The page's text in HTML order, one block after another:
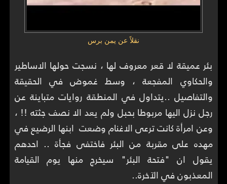
نقلاً عن يمن برس
بئر عميقة لا قعر معروف لها ، نسجت حولها الاساطير
والحكاوي المفجعة ، وسط غموض في الحقيقة
والتفاصيل ..يتداول في المنطقة روايات متباينة عن
رجل نزل اليها مربوطا بحبل ولم يعد الا نصف جثته !! ،
وعن امرأة كانت ترعى الاغنام وضعت ابنها الرضيع في
مهده على مقربة من البئر فاختفى فجأة .. احدهم
يقول ان "فتحة البئر" سيخرج منها يوم القيامة
المعذبون في الآخرة..